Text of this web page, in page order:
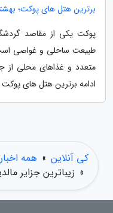
برترین هتل های پوکت؛
پوکت یکی از مقاصد
طبیعت ساحلی و غواصی
متعدد و غذاهای محلی از
ادامه برترین هتل های
کی آنلاین » همه
» زیباترین جزایر